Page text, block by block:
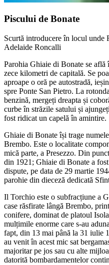
Piscului de Bonate
Scurtă introducere în locul unde
Adelaide Roncalli
Parohia Ghiaie di Bonate se
zece kilometri de capitală. Se
aproape o oră pe autostradă,
spre Ponte San Pietro. La
benzină, mergeți dreapta și
curbe în străzile satului și
fost ridicat un capelă în amintire.
Ghiaie di Bonate își trage
Brembo. Este o localitate
mică parte, a Presezzo. Din
din 1921; Ghiaie di Bonate a
dispute, pe data de 29 martie
parohie din dieceză dedicată
Il Torchio este o subfracțiune a
case răsfirate lângă Brembo,
conifere, dominat de platoul
mulțimile enorme care s-au
fapt, din 13 mai până la 31 iulie
au venit în acest mic sat
majoritar pe jos sau cu alte
datorită bombardamentelor